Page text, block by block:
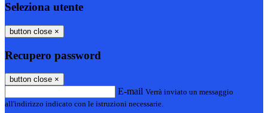
Seleziona utente
button close ×
Recupero password
button close ×
E-mail Verrà inviato un messaggio
all'indirizzo indicato con le istruzioni necessarie.